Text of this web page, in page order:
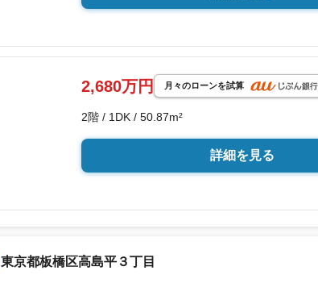
2,680万円 月々のローンを試算
2階 / 1DK / 50.87m²
詳細を見る
東京都板橋区高島平３丁目